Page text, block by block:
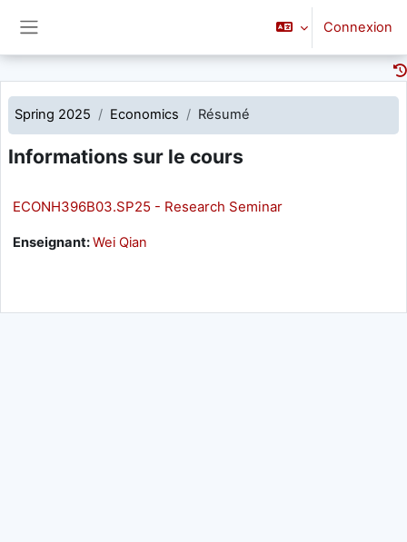
Connexion
Spring 2025 Economics Résumé
Informations sur le cours
ECONH396B03.SP25 - Research Seminar
Enseignant:Wei Qian